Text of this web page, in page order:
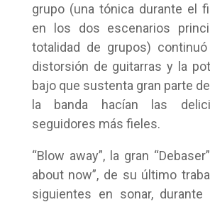
grupo (una tónica durante el
en los dos escenarios
totalidad de grupos)
distorsión de guitarras y la
bajo que sustenta gran parte
la banda hacían las
seguidores más fieles.
“Blow away”, la gran
about now”, de su último
siguientes en sonar,